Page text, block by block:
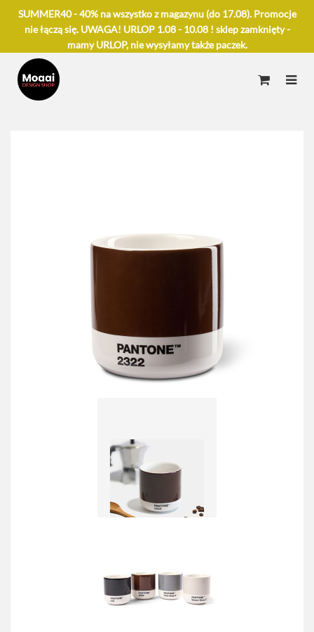
SUMMER40 - 40% na wszystko z magazynu (do 17.08). Promocje
nie łączą się. UWAGA! URLOP 1.08 - 10.08 ! sklep zamknięty -
mamy URLOP, nie wysyłamy także paczek.